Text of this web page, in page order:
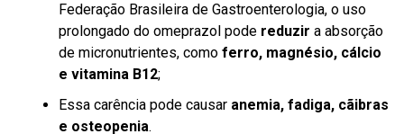
Federação Brasileira de Gastroenterologia, o uso
prolongado do omeprazol pode reduzir a absorção
de micronutrientes, como ferro, magnésio, cálcio
e vitamina B12;
Essa carência pode causar anemia, fadiga, cãibras
e osteopenia.